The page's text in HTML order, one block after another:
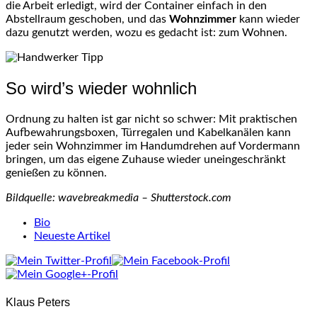
die Arbeit erledigt, wird der Container einfach in den
Abstellraum geschoben, und das Wohnzimmer kann wieder
dazu genutzt werden, wozu es gedacht ist: zum Wohnen.
So wird’s wieder wohnlich
Ordnung zu halten ist gar nicht so schwer: Mit praktischen
Aufbewahrungsboxen, Türregalen und Kabelkanälen kann
jeder sein Wohnzimmer im Handumdrehen auf Vordermann
bringen, um das eigene Zuhause wieder uneingeschränkt
genießen zu können.
Bildquelle: wavebreakmedia – Shutterstock.com
following
tabs
change
below.
Bio
Neueste Artikel
Klaus Peters